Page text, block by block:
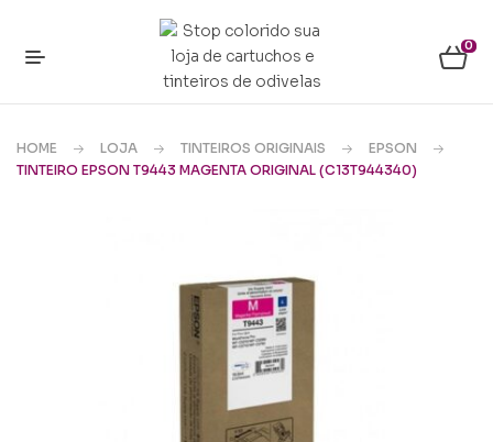
0
HOME LOJA TINTEIROS ORIGINAIS
EPSON
TINTEIRO EPSON T9443 MAGENTA ORIGINAL (C13T944340)